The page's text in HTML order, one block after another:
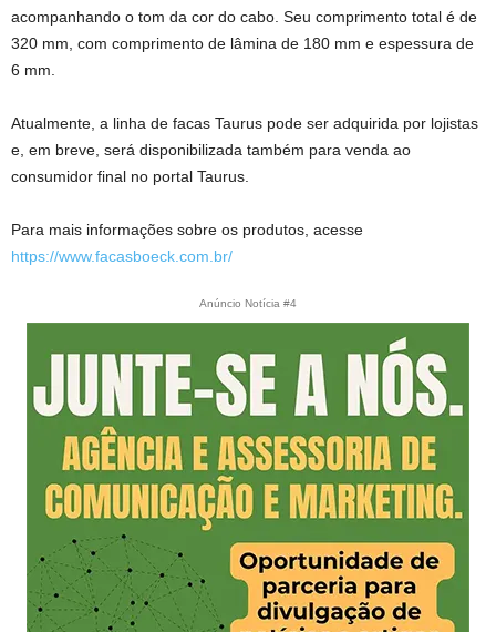
acompanhando o tom da cor do cabo. Seu comprimento total é de
320 mm, com comprimento de lâmina de 180 mm e espessura de
6 mm.
Atualmente, a linha de facas Taurus pode ser adquirida por lojistas
e, em breve, será disponibilizada também para venda ao
consumidor final no portal Taurus.
Para mais informações sobre os produtos, acesse
https://www.facasboeck.com.br/
Anúncio Notícia #4